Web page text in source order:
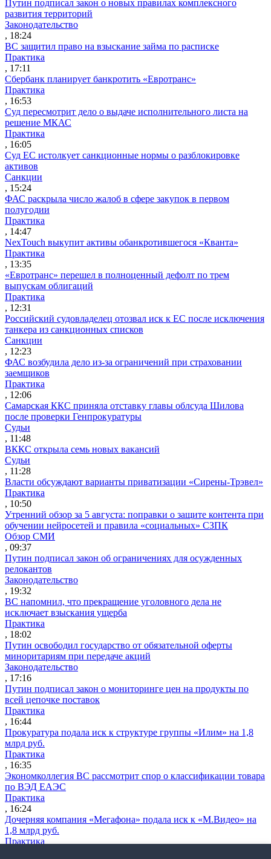
Путин подписал закон о новых правилах комплексного
развития территорий
Законодательство
, 18:24
ВС защитил право на взыскание займа по расписке
Практика
, 17:11
Сбербанк планирует банкротить «Евротранс»
Практика
, 16:53
Суд пересмотрит дело о выдаче исполнительного листа на
решение МКАС
Практика
, 16:05
Суд ЕС истолкует санкционные нормы о разблокировке
активов
Санкции
, 15:24
ФАС раскрыла число жалоб в сфере закупок в первом
полугодии
Практика
, 14:47
NexTouch выкупит активы обанкротившегося «Кванта»
Практика
, 13:35
«Евротранс» перешел в полноценный дефолт по трем
выпускам облигаций
Практика
, 12:31
Российский судовладелец отозвал иск к ЕС после исключения
танкера из санкционных списков
Санкции
, 12:23
ФАС возбудила дело из-за ограничений при страховании
заемщиков
Практика
, 12:06
Самарская ККС приняла отставку главы облсуда Шилова
после проверки Генпрокуратуры
Судьи
, 11:48
ВККС открыла семь новых вакансий
Судьи
, 11:28
Власти обсуждают варианты приватизации «Сирены-Трэвел»
Практика
, 10:50
Утренний обзор за 5 августа: поправки о защите контента при
обучении нейросетей и правила «социальных» СЗПК
Обзор СМИ
, 09:37
Путин подписал закон об ограничениях для осужденных
релокантов
Законодательство
, 19:32
ВС напомнил, что прекращение уголовного дела не
исключает взыскания ущерба
Практика
, 18:02
Путин освободил государство от обязательной оферты
миноритариям при передаче акций
Законодательство
, 17:16
Путин подписал закон о мониторинге цен на продукты по
всей цепочке поставок
Практика
, 16:44
Прокуратура подала иск к структуре группы «Илим» на 1,8
млрд руб.
Практика
, 16:35
Экономколлегия ВС рассмотрит спор о классификации товара
по ВЭД ЕАЭС
Практика
, 16:24
Дочерняя компания «Мегафона» подала иск к «М.Видео» на
1,8 млрд руб.
Практика